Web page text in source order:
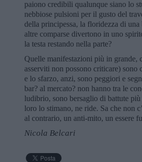
paiono credibili qualunque siano lo
nebbiose pulsioni per il gusto del
della principessa, la floridezza di
altre comparse divertono in uno
la testa restando nella parte?
Quelle manifestazioni più in grande,
asserviti non possono criticare) sono
e lo sfarzo, anzi, sono peggiori e
bar? al mercato? non hanno tra le
ludibrio, sono bersaglio di battute
loro lo stimano, ne ride. Sa che non
al contrario, un anti-mito, un essere
Nicola Belcari